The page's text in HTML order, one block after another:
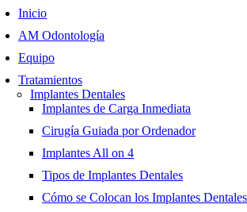
Inicio
AM Odontología
Equipo
Tratamientos
Implantes Dentales
Implantes de Carga Inmediata
Cirugía Guiada por Ordenador
Implantes All on 4
Tipos de Implantes Dentales
Cómo se Colocan los Implantes Dentales